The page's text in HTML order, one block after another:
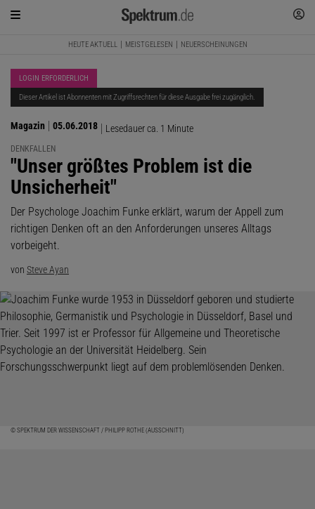
HEUTE AKTUELL MEISTGELESEN NEUERSCHEINUNGEN
LOGIN ERFORDERLICH
Dieser Artikel ist Abonnenten mit Zugriffsrechten für diese Ausgabe frei zugänglich.
Magazin 05.06.2018 Lesedauer ca. 1 Minute
DENKFALLEN
:
"Unser größtes Problem ist die
Unsicherheit"
Der Psychologe Joachim Funke erklärt, warum der Appell zum
richtigen Denken oft an den Anforderungen unseres Alltags
vorbeigeht.
von Steve Ayan
© SPEKTRUM DER WISSENSCHAFT / PHILIPP ROTHE (AUSSCHNITT)